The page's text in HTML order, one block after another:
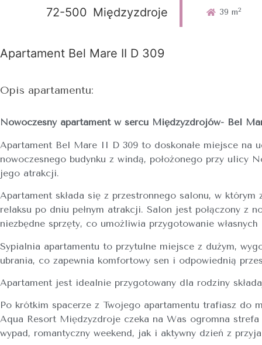
72-500 Międzyzdroje 39 m2
Apartament Bel Mare II D 309
Opis apartamentu:
Nowoczesny apartament w sercu Międzyzdrojów- Bel
Apartament Bel Mare II D 309 to doskonałe miejsce na
nowoczesnego budynku z windą, położonego przy ulicy
jego atrakcji.
Apartament składa się z przestronnego salonu, w
relaksu po dniu pełnym atrakcji. Salon jest połączony z
niezbędne sprzęty, co umożliwia przygotowanie
Sypialnia apartamentu to przytulne miejsce z dużym,
ubrania, co zapewnia komfortowy sen i odpowiednią
Apartament jest idealnie przygotowany dla rodziny
Po krótkim spacerze z Twojego apartamentu trafiasz do
Aqua Resort Międzyzdroje czeka na Was ogromna
wypad, romantyczny weekend, jak i aktywny dzień z